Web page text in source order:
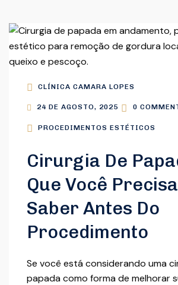
CLÍNICA CAMARA LOPES
24 DE AGOSTO, 2025 0
PROCEDIMENTOS ESTÉTICOS
Cirurgia De
Que Você Precisa
Saber Antes Do
Procedimento
Se você está considerando uma
papada como forma de melhorar